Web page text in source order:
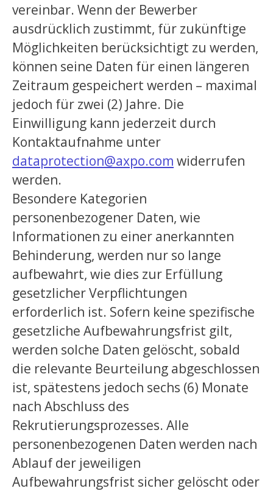
vereinbar. Wenn der Bewerber
ausdrücklich zustimmt, für zukünftige
Möglichkeiten berücksichtigt zu werden,
können seine Daten für einen längeren
Zeitraum gespeichert werden – maximal
jedoch für zwei (2) Jahre. Die
Einwilligung kann jederzeit durch
Kontaktaufnahme unter
dataprotection@axpo.com widerrufen
werden.
Besondere Kategorien
personenbezogener Daten, wie
Informationen zu einer anerkannten
Behinderung, werden nur so lange
aufbewahrt, wie dies zur Erfüllung
gesetzlicher Verpflichtungen
erforderlich ist. Sofern keine spezifische
gesetzliche Aufbewahrungsfrist gilt,
werden solche Daten gelöscht, sobald
die relevante Beurteilung abgeschlossen
ist, spätestens jedoch sechs (6) Monate
nach Abschluss des
Rekrutierungsprozesses. Alle
personenbezogenen Daten werden nach
Ablauf der jeweiligen
Aufbewahrungsfrist sicher gelöscht oder